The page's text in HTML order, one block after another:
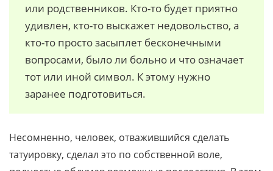
или родственников. Кто-то будет приятно
удивлен, кто-то выскажет недовольство, а
кто-то просто засыплет бесконечными
вопросами, было ли больно и что означает
тот или иной символ. К этому нужно
заранее подготовиться.
Несомненно, человек, отважившийся сделать
татуировку, сделал это по собственной воле,